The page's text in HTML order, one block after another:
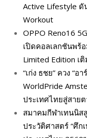
Active Lifestyle
Workout
OPPO Reno16
เปิดคอลเลกชันพร้
Limited Edition เ
“เก่ง ธชย” ควง “อ
WorldPride
ประเทศไทยสู่สาย
สมาคมกีฬาเทนนิส
ประวัติศาสตร์ “ศึก